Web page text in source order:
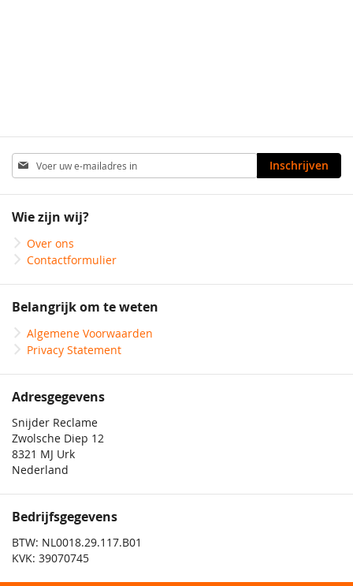
Abonneer
u
op
nieuwsbrief
Inschrijven
Wie zijn wij?
Over ons
Contactformulier
Belangrijk om te weten
Algemene Voorwaarden
Privacy Statement
Adresgegevens
Snijder Reclame
Zwolsche Diep 12
8321 MJ Urk
Nederland
Bedrijfsgegevens
BTW: NL0018.29.117.B01
KVK: 39070745